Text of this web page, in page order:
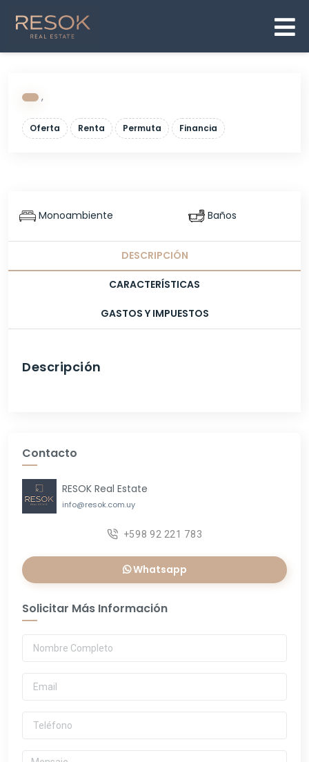
,
Oferta Renta Permuta Financia
Monoambiente Baños
DESCRIPCIÓN
CARACTERÍSTICAS
GASTOS Y IMPUESTOS
Descripción
Contacto
RESOK Real Estate
info@resok.com.uy
+598 92 221 783
Whatsapp
Solicitar Más Información